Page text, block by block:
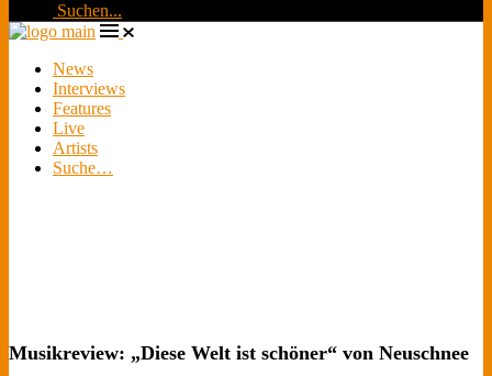
Suchen...
News
Interviews
Features
Live
Artists
Suche…
Musikreview: „Diese Welt ist schöner“ von Neuschnee